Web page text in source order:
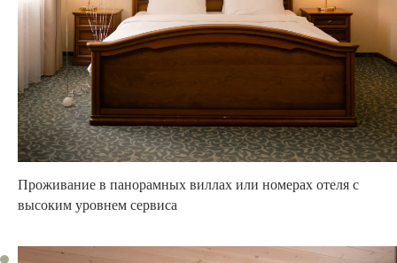
Проживание в панорамных виллах или номерах отеля с
высоким уровнем сервиса